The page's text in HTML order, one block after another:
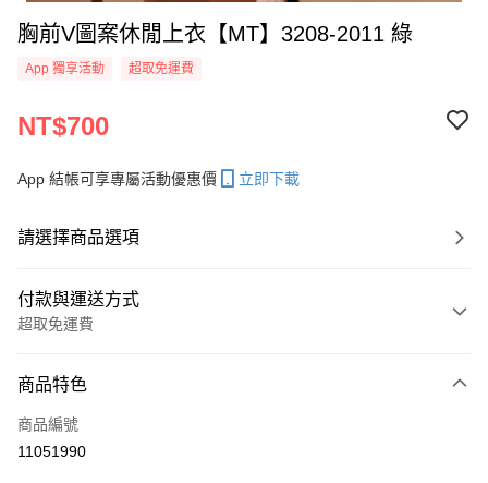
胸前V圖案休閒上衣【MT】3208-2011 綠
App 獨享活動 超取免運費
NT$700
App 結帳可享專屬活動優惠價 立即下載
請選擇商品選項
付款與運送方式
超取免運費
信用卡一次付款
超商取貨付款
商品特色
商品編號
11051990